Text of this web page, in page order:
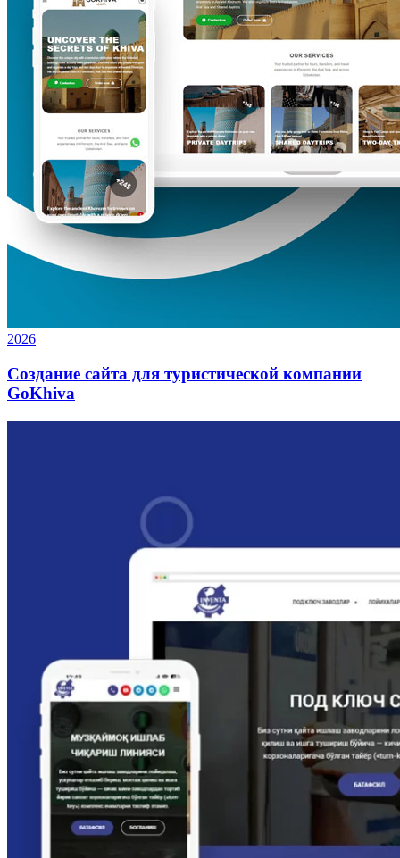
2026
Создание сайта для туристической компании
GoKhiva